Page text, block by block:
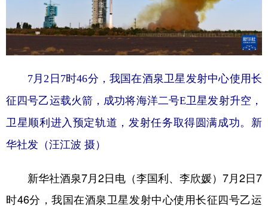
食品 人居 信息化
学术中国 溯源中国
彩票 娱乐 时尚 悦读
公益 一带一路 亚太网 上市公司
文化产业
7月2日7时46分，我国在酒泉卫星发射中心使用长
征四号乙运载火箭，成功将海洋二号E卫星发射升空，
卫星顺利进入预定轨道，发射任务取得圆满成功。新
华社发（汪江波 摄）
新华社酒泉7月2日电（李国利、李欣媛）7月2日7
时46分，我国在酒泉卫星发射中心使用长征四号乙运